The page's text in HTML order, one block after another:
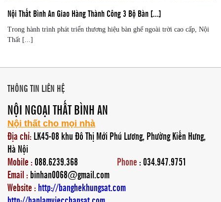
Nội Thất Bình An Giao Hàng Thành Công 3 Bộ Bàn [...]
Trong hành trình phát triển thương hiệu bàn ghế ngoài trời cao cấp, Nội
Thất [...]
THÔNG TIN LIÊN HỆ
NỘI NGOẠI THẤT BÌNH AN
Nội thất cho mọi nhà
Địa chỉ: LK45-08 khu Đô Thị Mới Phú Lương, Phường Kiến Hưng,
Hà Nội
Mobile : 088.6239.368 Phone: 034.947.9751
Email : binhan0068@gmail.com
Website : http://banghekhungsat.com